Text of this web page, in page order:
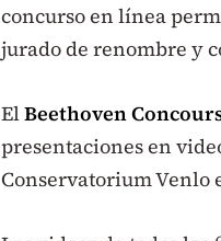
concurso en línea
jurado de renombre y
ElBeethoven
presentaciones en
Conservatorium Venlo